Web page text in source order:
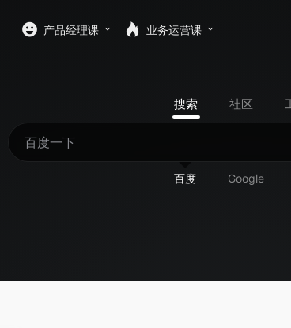
产品经理课 业务运营课
搜索 社区
百度 Google